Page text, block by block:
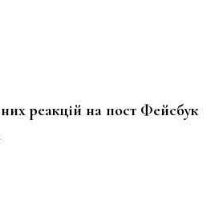
реакцій на пост Фейсбук